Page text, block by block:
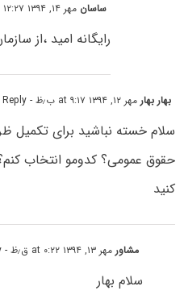
ساسان مهر ۱۴, ۱۳۹۴ at ۱۲:۲۷ ب٫ظ
رایگانه امید ،از
بهار بهارمهر ۱۲, ۱۳۹۴ at ۹:۱۷ ب٫ظ - Reply
سلام خسته نباشید برای تکمیل
حقوق عمومی؟ کدومو انتخاب
کنید
مشاورمهر ۱۳, ۱۳۹۴ at ۰:۲۲ ق٫ظ - Reply
سلام بهار